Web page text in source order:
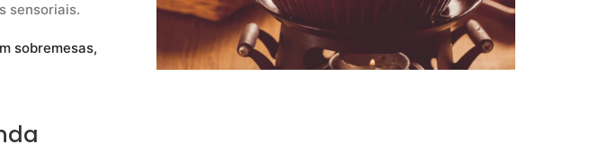
sensoriais.
sobremesas,